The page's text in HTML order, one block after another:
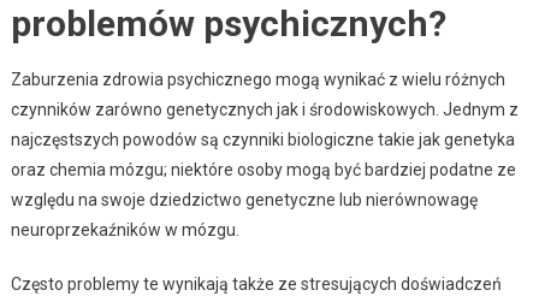
problemów psychicznych?
Zaburzenia zdrowia psychicznego mogą wynikać z wielu różnych
czynników zarówno genetycznych jak i środowiskowych. Jednym z
najczęstszych powodów są czynniki biologiczne takie jak genetyka
oraz chemia mózgu; niektóre osoby mogą być bardziej podatne ze
względu na swoje dziedzictwo genetyczne lub nierównowagę
neuroprzekaźników w mózgu.
Często problemy te wynikają także ze stresujących doświadczeń